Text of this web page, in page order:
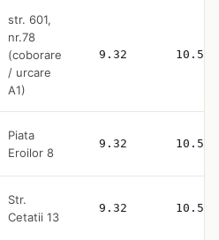
str. 601,
nr.78
(coborare
/ urcare
A1)
9.32 10.53
Piata
Eroilor 8
9.32 10.53
Str.
Cetatii 13
9.32 10.53